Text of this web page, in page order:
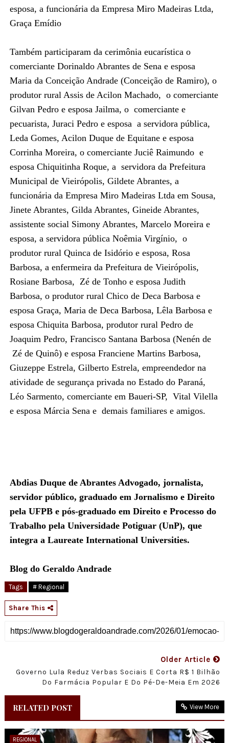
esposa, a funcionária da Empresa Miro Madeiras Ltda,
Graça Emídio
Também participaram da cerimônia eucarística o
comerciante Dorinaldo Abrantes de Sena e esposa
Maria da Conceição Andrade (Conceição de Ramiro), o
produtor rural Assis de Acilon Machado, o comerciante
Gilvan Pedro e esposa Jailma, o comerciante e
pecuarista, Juraci Pedro e esposa a servidora pública,
Leda Gomes, Acilon Duque de Equitane e esposa
Corrinha Moreira, o comerciante Juciê Raimundo e
esposa Chiquitinha Roque, a servidora da Prefeitura
Municipal de Vieirópolis, Gildete Abrantes, a
funcionária da Empresa Miro Madeiras Ltda em Sousa,
Jinete Abrantes, Gilda Abrantes, Gineide Abrantes,
assistente social Simony Abrantes, Marcelo Moreira e
esposa, a servidora pública Noêmia Virgínio, o
produtor rural Quinca de Isidório e esposa, Rosa
Barbosa, a enfermeira da Prefeitura de Vieirópolis,
Rosiane Barbosa, Zé de Tonho e esposa Judith
Barbosa, o produtor rural Chico de Deca Barbosa e
esposa Graça, Maria de Deca Barbosa, Lêla Barbosa e
esposa Chiquita Barbosa, produtor rural Pedro de
Joaquim Pedro, Francisco Santana Barbosa (Nenén de
Zé de Quinô) e esposa Franciene Martins Barbosa,
Giuzeppe Estrela, Gilberto Estrela, empreendedor na
atividade de segurança privada no Estado do Paraná,
Léo Sarmento, comerciante em Baueri-SP, Vital Vilella
e esposa Márcia Sena e demais familiares e amigos.
Abdias Duque de Abrantes Advogado, jornalista,
servidor público, graduado em Jornalismo e Direito
pela UFPB e pós-graduado em Direito e Processo do
Trabalho pela Universidade Potiguar (UnP), que
integra a Laureate International Universities.
Blog do Geraldo Andrade
Tags # Regional
Share This
Older Article
Governo Lula Reduz Verbas Sociais E Corta R$ 1 Bilhão
Do Farmácia Popular E Do Pé-De-Meia Em 2026
RELATED POST View More
REGIONAL